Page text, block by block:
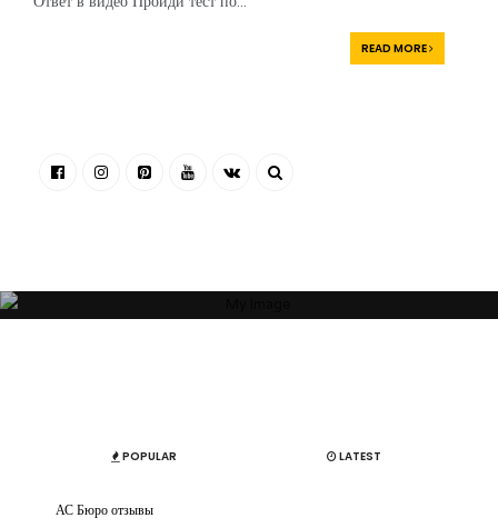
READ MORE
состояние зависят от пространства, которое Вас окружает. Своей
POPULAR LATEST
АС Бюро отзывы